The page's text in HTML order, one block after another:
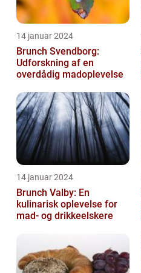
14 januar 2024
Brunch Svendborg:
Udforskning af en
overdådig madoplevelse
14 januar 2024
Brunch Valby: En
kulinarisk oplevelse for
mad- og drikkeelskere